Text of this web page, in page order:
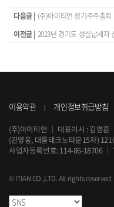
다음글 | (주)아이티언 정기주주총회
이전글 | 2023년 경기도 성실납세자
이용약관 개인정보취급방침
(주)아이티언 ｜ 대표이사 : 김영훈
(관양동, 대륭테크노타운15차)
사업자등록번호: 114-86-18706｜
© ITIAN CO.,LTD. All rights reserved.